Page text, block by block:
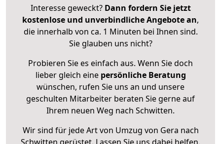
Interesse geweckt? Dann fordern Sie jetzt
kostenlose und unverbindliche Angebote an,
die innerhalb von ca. 1 Minuten bei Ihnen sind.
Sie glauben uns nicht?
Probieren Sie es einfach aus. Wenn Sie doch
lieber gleich eine persönliche Beratung
wünschen, rufen Sie uns an und unsere
geschulten Mitarbeiter beraten Sie gerne auf
Ihrem neuen Weg nach Schwitten.
Wir sind für jede Art von Umzug von Gera nach